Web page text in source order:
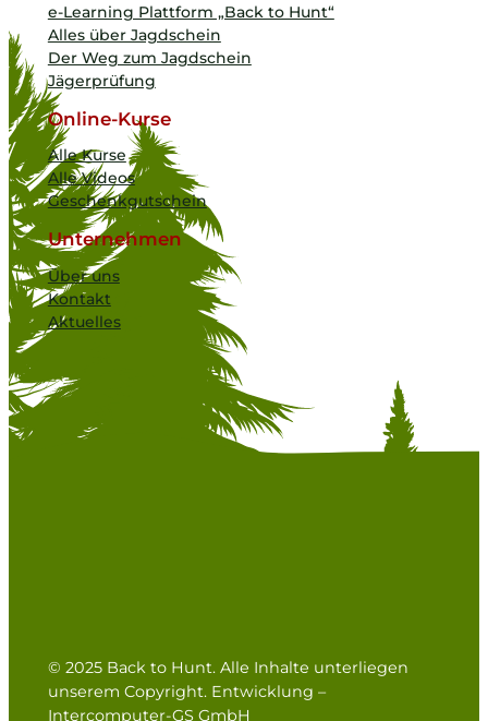
e-Learning Plattform „Back to Hunt“
Alles über Jagdschein
Der Weg zum Jagdschein
Jägerprüfung
Online-Kurse
Alle Kurse
Alle Videos
Geschenkgutschein
Unternehmen
Über uns
Kontakt
Aktuelles
© 2025 Back to Hunt. Alle Inhalte unterliegen
unserem Copyright. Entwicklung –
Intercomputer-GS GmbH